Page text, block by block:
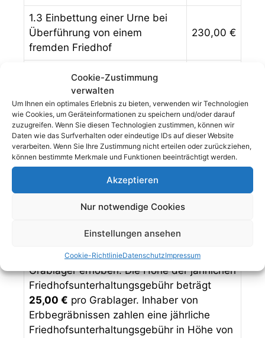
Cookie-Zustimmung
verwalten
Um Ihnen ein optimales Erlebnis zu bieten, verwenden wir Technologien
wie Cookies, um Geräteinformationen zu speichern und/oder darauf
zuzugreifen. Wenn Sie diesen Technologien zustimmen, können wir
Daten wie das Surfverhalten oder eindeutige IDs auf dieser Website
verarbeiten. Wenn Sie Ihre Zustimmung nicht erteilen oder zurückziehen,
können bestimmte Merkmale und Funktionen beeinträchtigt werden.
Akzeptieren
Nur notwendige Cookies
Einstellungen ansehen
Cookie-RichtlinieDatenschutzImpressum
1.3 Einbettung einer Urne bei
Überführung von einem
fremden Friedhof
230,00 €
1.4 Bei Umbettungen von
Sargbestattungen wird nach § 8
verfahren.
IV Friedhofsunterhaltungsgebühr (FUG)
Zur Finanzierung der Kosten für die
laufende Unterhaltung der allgemeinen
Friedhofsanlage wird von allen
Nutzungsberechtigten (Inhabern eines
Nutzungsrechtes eine jährliche
Friedhofsunterhaltungsgebühr pro
Grablager erhoben. Die Höhe der jährlichen
Friedhofsunterhaltungsgebühr beträgt
25,00 € pro Grablager. Inhaber von
Erbbegräbnissen zahlen eine jährliche
Friedhofsunterhaltungsgebühr in Höhe von